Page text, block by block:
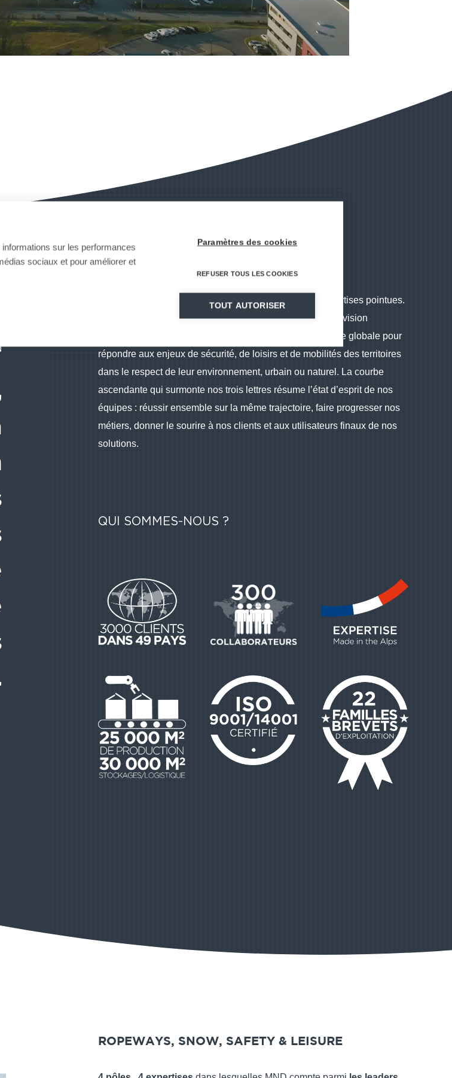
La montagne est un monde de défis qui requiert des expertises pointues.
Ces défis exigent des acteurs qu’ils s’inscrivent dans une vision
globalisée et durable. Notre choix : proposer une approche globale pour
répondre aux enjeux de sécurité, de loisirs et de mobilités des territoires
dans le respect de leur environnement, urbain ou naturel. La courbe
ascendante qui surmonte nos trois lettres résume l’état d’esprit de nos
équipes : réussir ensemble sur la même trajectoire, faire progresser nos
métiers, donner le sourire à nos clients et aux utilisateurs finaux de nos
solutions.
QUI SOMMES-NOUS ?
ROPEWAYS, SNOW, SAFETY & LEISURE
sur les performances
sociaux et pour améliorer et
Paramètres des cookies
REFUSER TOUS LES COOKIES
TOUT AUTORISER